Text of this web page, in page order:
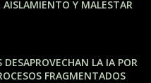
AISLAMIENTO Y MALESTAR
DESAPROVECHAN LA IA POR
FRAGMENTADOS